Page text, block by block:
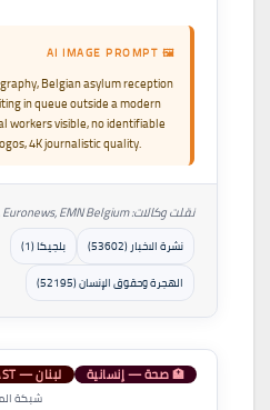
🖼 AI IMAGE PROMPT
Belgian asylum reception
in queue outside a modern
workers visible, no identifiable
4K journalistic quality.
نقلت وكالات: VisaHQ Belgium, Euronews, EMN Belgium
نشرة الاخبار (53602)
بلجيكا (1)
الهجرة وحقوق الإنسان (52195)
🏥 صحة — إنسانية لبنان — B-FAST
شبكة